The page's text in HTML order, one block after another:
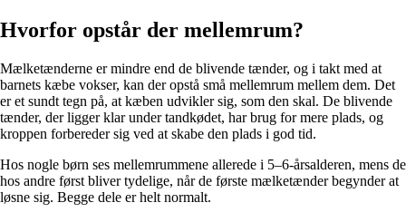
Hvorfor opstår der mellemrum?
Mælketænderne er mindre end de blivende tænder, og i takt med at
barnets kæbe vokser, kan der opstå små mellemrum mellem dem. Det
er et sundt tegn på, at kæben udvikler sig, som den skal. De blivende
tænder, der ligger klar under tandkødet, har brug for mere plads, og
kroppen forbereder sig ved at skabe den plads i god tid.
Hos nogle børn ses mellemrummene allerede i 5–6-årsalderen, mens de
hos andre først bliver tydelige, når de første mælketænder begynder at
løsne sig. Begge dele er helt normalt.